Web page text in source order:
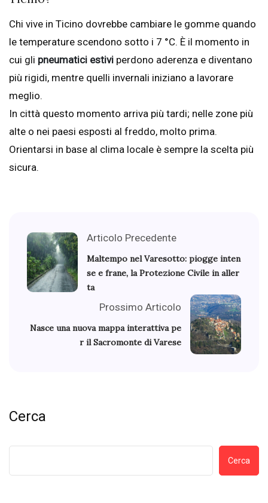
Chi vive in Ticino dovrebbe cambiare le gomme quando
le temperature scendono sotto i 7 °C. È il momento in
cui gli pneumatici estivi perdono aderenza e diventano
più rigidi, mentre quelli invernali iniziano a lavorare
meglio.
In città questo momento arriva più tardi; nelle zone più
alte o nei paesi esposti al freddo, molto prima.
Orientarsi in base al clima locale è sempre la scelta più
sicura.
Articolo Precedente
Maltempo nel Varesotto: piogge inten
se e frane, la Protezione Civile in aller
ta
Prossimo Articolo
Nasce una nuova mappa interattiva pe
r il Sacromonte di Varese
Cerca
Cerca